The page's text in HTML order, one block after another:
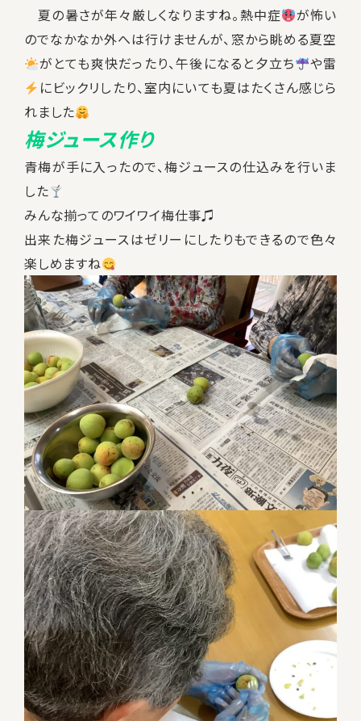
夏の暑さが年々厳しくなりますね。熱中症
が怖い
のでなかなか外へは行けませんが、窓から眺める夏空
がとても爽快だったり、午後になると夕立ち
や雷
にビックリしたり、室内にいても夏はたくさん感じら
れました
梅ジュース作り
青梅が手に入ったので、梅ジュースの仕込みを行いま
した
みんな揃ってのワイワイ梅仕事♫
出来た梅ジュースはゼリーにしたりもできるので色々
楽しめますね